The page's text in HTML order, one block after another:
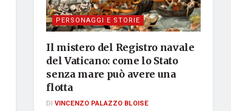
PERSONAGGI E STORIE
Il mistero del Registro navale
del Vaticano: come lo Stato
senza mare può avere una
flotta
DI VINCENZO PALAZZO BLOISE